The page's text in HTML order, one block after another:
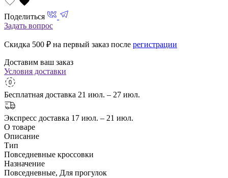
Поделиться
Задать вопрос
Скидка 500 ₽ на первый заказ после регистрации
Доставим ваш заказ
Условия доставки
Бесплатная доставка 21 июл. – 27 июл.
Экспресс доставка 17 июл. – 21 июл.
О товаре
Описание
Тип
Повседневные кроссовки
Назначение
Повседневные, Для прогулок